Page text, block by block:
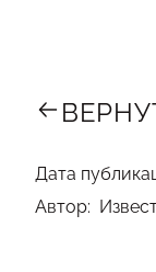
Дата
Автор: